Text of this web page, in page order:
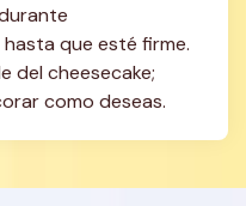
que esté firme.
del cheesecake;
como deseas.